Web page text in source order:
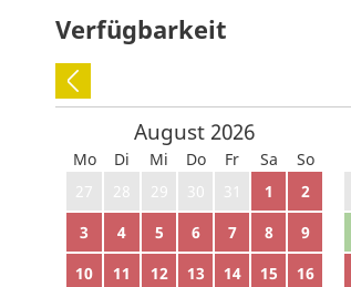
Verfügbarkeit
August 2026
Mo Di Mi Do Fr Sa
So
27
28 29 30 31 1
2
3
4 5 6 7 8
9
10
11 12 13 14 15 16